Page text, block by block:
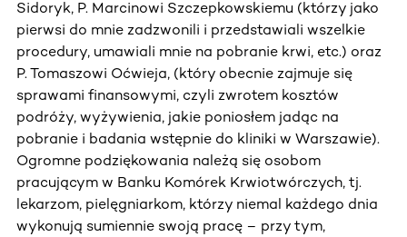
Sidoryk, P. Marcinowi Szczepkowskiemu (którzy jako
pierwsi do mnie zadzwonili i przedstawiali wszelkie
procedury, umawiali mnie na pobranie krwi, etc.) oraz
P. Tomaszowi Oćwieja, (który obecnie zajmuje się
sprawami finansowymi, czyli zwrotem kosztów
podróży, wyżywienia, jakie poniosłem jadąc na
pobranie i badania wstępnie do kliniki w Warszawie).
Ogromne podziękowania należą się osobom
pracującym w Banku Komórek Krwiotwórczych, tj.
lekarzom, pielęgniarkom, którzy niemal każdego dnia
wykonują sumiennie swoją pracę – przy tym,